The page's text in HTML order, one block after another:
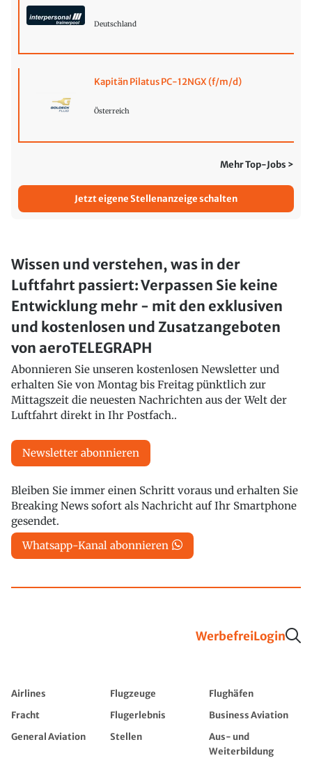
Deutschland
Kapitän Pilatus PC-12NGX (f/m/d)
Österreich
Mehr Top-Jobs >
Jetzt eigene Stellenanzeige schalten
Wissen und verstehen, was in der
Luftfahrt passiert: Verpassen Sie keine
Entwicklung mehr - mit den exklusiven
und kostenlosen und Zusatzangeboten
von aeroTELEGRAPH
Abonnieren Sie unseren kostenlosen Newsletter und
erhalten Sie von Montag bis Freitag pünktlich zur
Mittagszeit die neuesten Nachrichten aus der Welt der
Luftfahrt direkt in Ihr Postfach..
Newsletter abonnieren
Bleiben Sie immer einen Schritt voraus und erhalten Sie
Breaking News sofort als Nachricht auf Ihr Smartphone
gesendet.
Whatsapp-Kanal abonnieren
WerbefreiLogin
Airlines Flugzeuge
Flughäfen
Fracht
Flugerlebnis
Business Aviation
General Aviation
Stellen
Aus- und
Weiterbildung